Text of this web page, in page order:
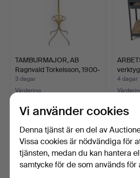
TAMBURMAJOR, AB
Ragnvald Torkelsson, 1900-
…
3 dagar
Värdering
4 dagar
Vi använder cookies
Denna tjänst är en del av
Vissa cookies är nödvändiga för
tjänsten, medan du kan hantera
samtycke för de som används för